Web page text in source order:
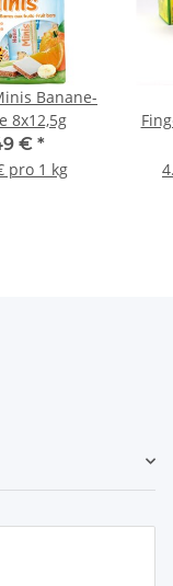
Banane-
8x12,5g
€ *
pro 1 kg